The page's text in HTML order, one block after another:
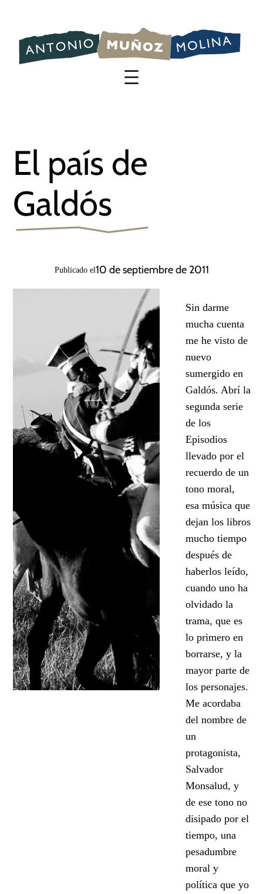
contenido
El país de
Galdós
Publicado el10 de septiembre de 2011
Sin darme
mucha cuenta
me he visto de
nuevo
sumergido en
Galdós. Abrí la
segunda serie
de los
Episodios
llevado por el
recuerdo de un
tono moral,
esa música que
dejan los libros
mucho tiempo
después de
haberlos leído,
cuando uno ha
olvidado la
trama, que es
lo primero en
borrarse, y la
mayor parte de
los personajes.
Me acordaba
del nombre de
un
protagonista,
Salvador
Monsalud, y
de ese tono no
disipado por el
tiempo, una
pesadumbre
moral y
política que yo